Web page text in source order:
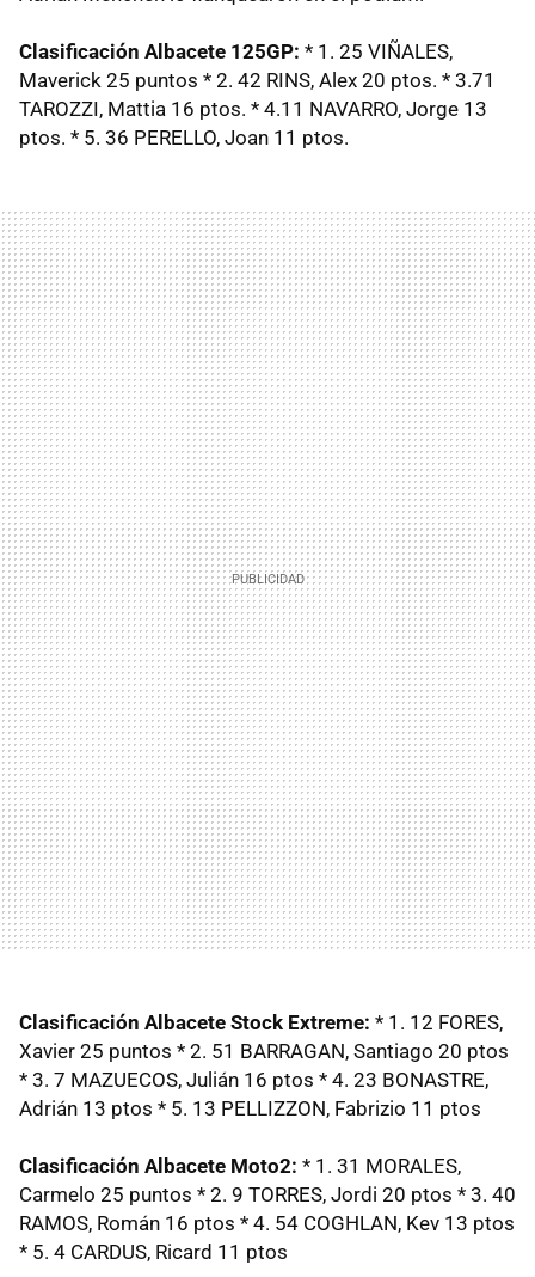
Clasificación Albacete 125GP: * 1. 25 VIÑALES,
Maverick 25 puntos * 2. 42 RINS, Alex 20 ptos. * 3.71
TAROZZI, Mattia 16 ptos. * 4.11 NAVARRO, Jorge 13
ptos. * 5. 36 PERELLO, Joan 11 ptos.
Clasificación Albacete Stock Extreme: * 1. 12 FORES,
Xavier 25 puntos * 2. 51 BARRAGAN, Santiago 20 ptos
* 3. 7 MAZUECOS, Julián 16 ptos * 4. 23 BONASTRE,
Adrián 13 ptos * 5. 13 PELLIZZON, Fabrizio 11 ptos
Clasificación Albacete Moto2: * 1. 31 MORALES,
Carmelo 25 puntos * 2. 9 TORRES, Jordi 20 ptos * 3. 40
RAMOS, Román 16 ptos * 4. 54 COGHLAN, Kev 13 ptos
* 5. 4 CARDUS, Ricard 11 ptos